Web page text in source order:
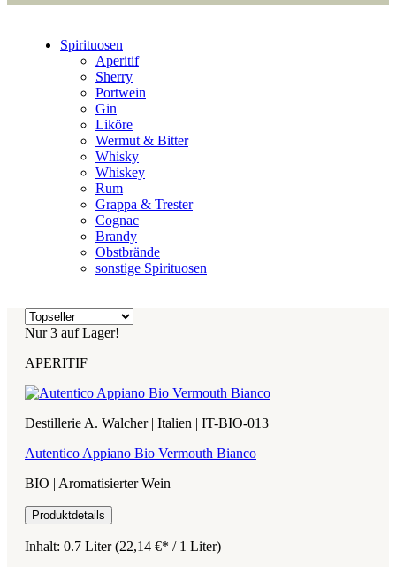
Spirituosen
Aperitif
Sherry
Portwein
Gin
Liköre
Wermut & Bitter
Whisky
Whiskey
Rum
Grappa & Trester
Cognac
Brandy
Obstbrände
sonstige Spirituosen
Nur 3 auf Lager!
APERITIF
Destillerie A. Walcher | Italien | IT-BIO-013
Autentico Appiano Bio Vermouth Bianco
BIO | Aromatisierter Wein
Produktdetails
Inhalt: 0.7 Liter(22,14 €* / 1 Liter)